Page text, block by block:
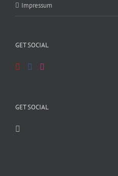
Impressum
GET SOCIAL
GET SOCIAL